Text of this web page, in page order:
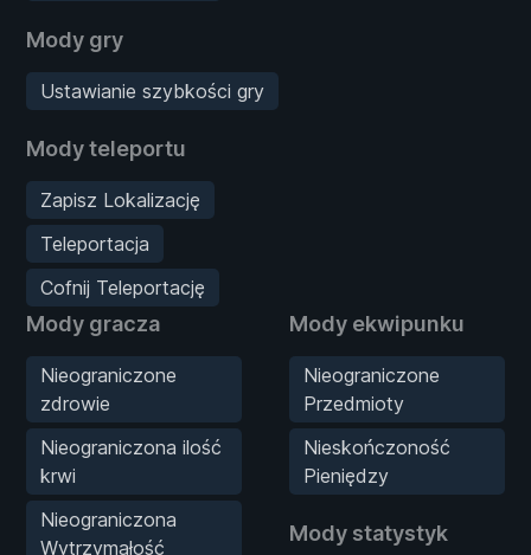
Mody gry
Ustawianie szybkości gry
Mody teleportu
Zapisz Lokalizację
Teleportacja
Cofnij Teleportację
Mody gracza
Nieograniczone
zdrowie
Nieograniczona ilość
krwi
Nieograniczona
Wytrzymałość
Mody ekwipunku
Nieograniczone
Przedmioty
Nieskończoność
Pieniędzy
Mody statystyk